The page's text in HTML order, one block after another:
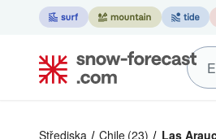
Střediska Chile (23) Las